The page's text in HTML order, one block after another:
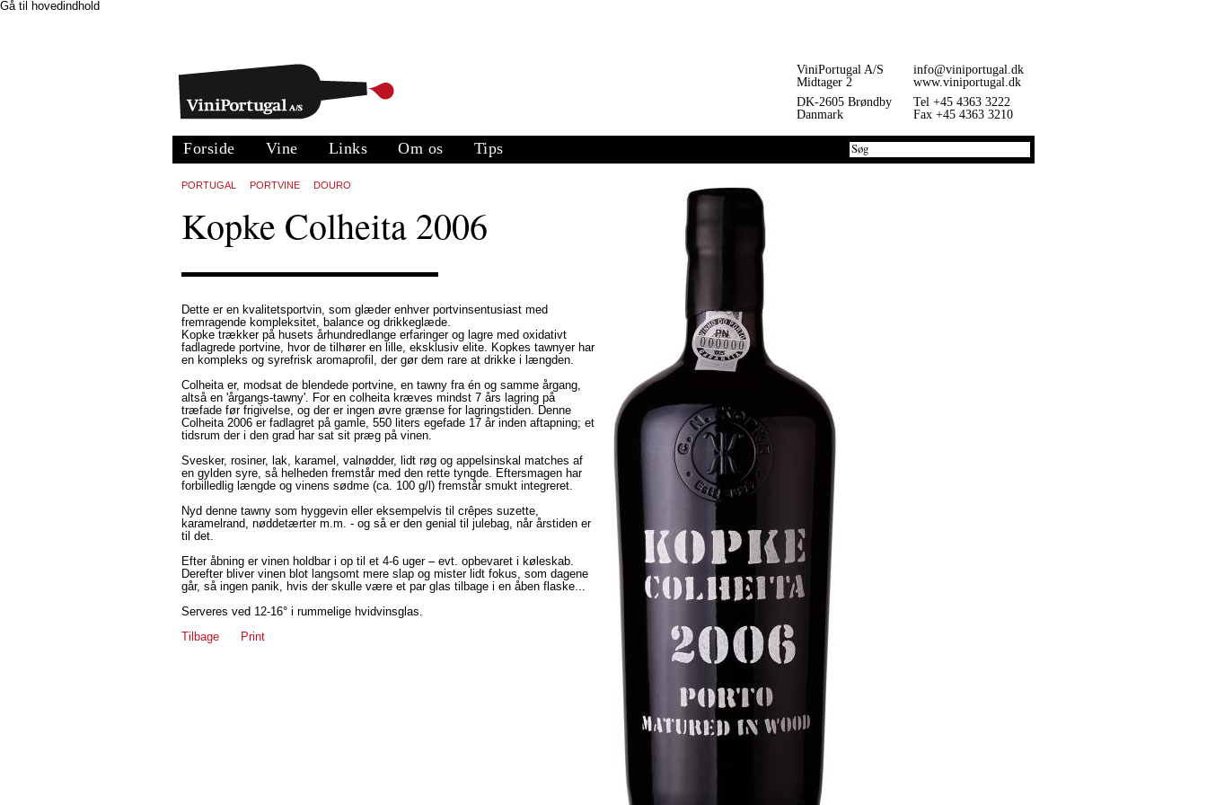
Gå til hovedindhold
ViniPortugal A/S
Midtager 2
DK-2605 Brøndby
Danmark
info@viniportugal.dk
www.viniportugal.dk
Tel +45 4363 3222
Fax +45 4363 3210
Forside Vine Links Om os Tips
PORTUGAL PORTVINE DOURO
Kopke Colheita 2006
Dette er en kvalitetsportvin, som glæder enhver portvinsentusiast med
fremragende kompleksitet, balance og drikkeglæde.
Kopke trækker på husets århundredlange erfaringer og lagre med oxidativt
fadlagrede portvine, hvor de tilhører en lille, eksklusiv elite. Kopkes tawnyer har
en kompleks og syrefrisk aromaprofil, der gør dem rare at drikke i længden.
Colheita er, modsat de blendede portvine, en tawny fra én og samme årgang,
altså en 'årgangs-tawny'. For en colheita kræves mindst 7 års lagring på
træfade før frigivelse, og der er ingen øvre grænse for lagringstiden. Denne
Colheita 2006 er fadlagret på gamle, 550 liters egefade 17 år inden aftapning; et
tidsrum der i den grad har sat sit præg på vinen.
Svesker, rosiner, lak, karamel, valnødder, lidt røg og appelsinskal matches af
en gylden syre, så helheden fremstår med den rette tyngde. Eftersmagen har
forbilledlig længde og vinens sødme (ca. 100 g/l) fremstår smukt integreret.
Nyd denne tawny som hyggevin eller eksempelvis til crêpes suzette,
karamelrand, nøddetærter m.m. - og så er den genial til julebag, når årstiden er
til det.
Efter åbning er vinen holdbar i op til et 4-6 uger – evt. opbevaret i køleskab.
Derefter bliver vinen blot langsomt mere slap og mister lidt fokus, som dagene
går, så ingen panik, hvis der skulle være et par glas tilbage i en åben flaske...
Serveres ved 12-16° i rummelige hvidvinsglas.
Tilbage
Print